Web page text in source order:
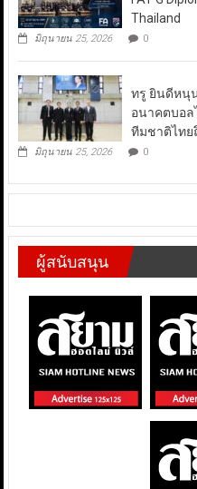
Thailand
มิถุนายน 25, 2026 0
ทรู ยินดีหนุ
อนาคตบอล
ทีมชาติไทย
มิถุนายน 25, 2026 0
ผู้สนับสนุน